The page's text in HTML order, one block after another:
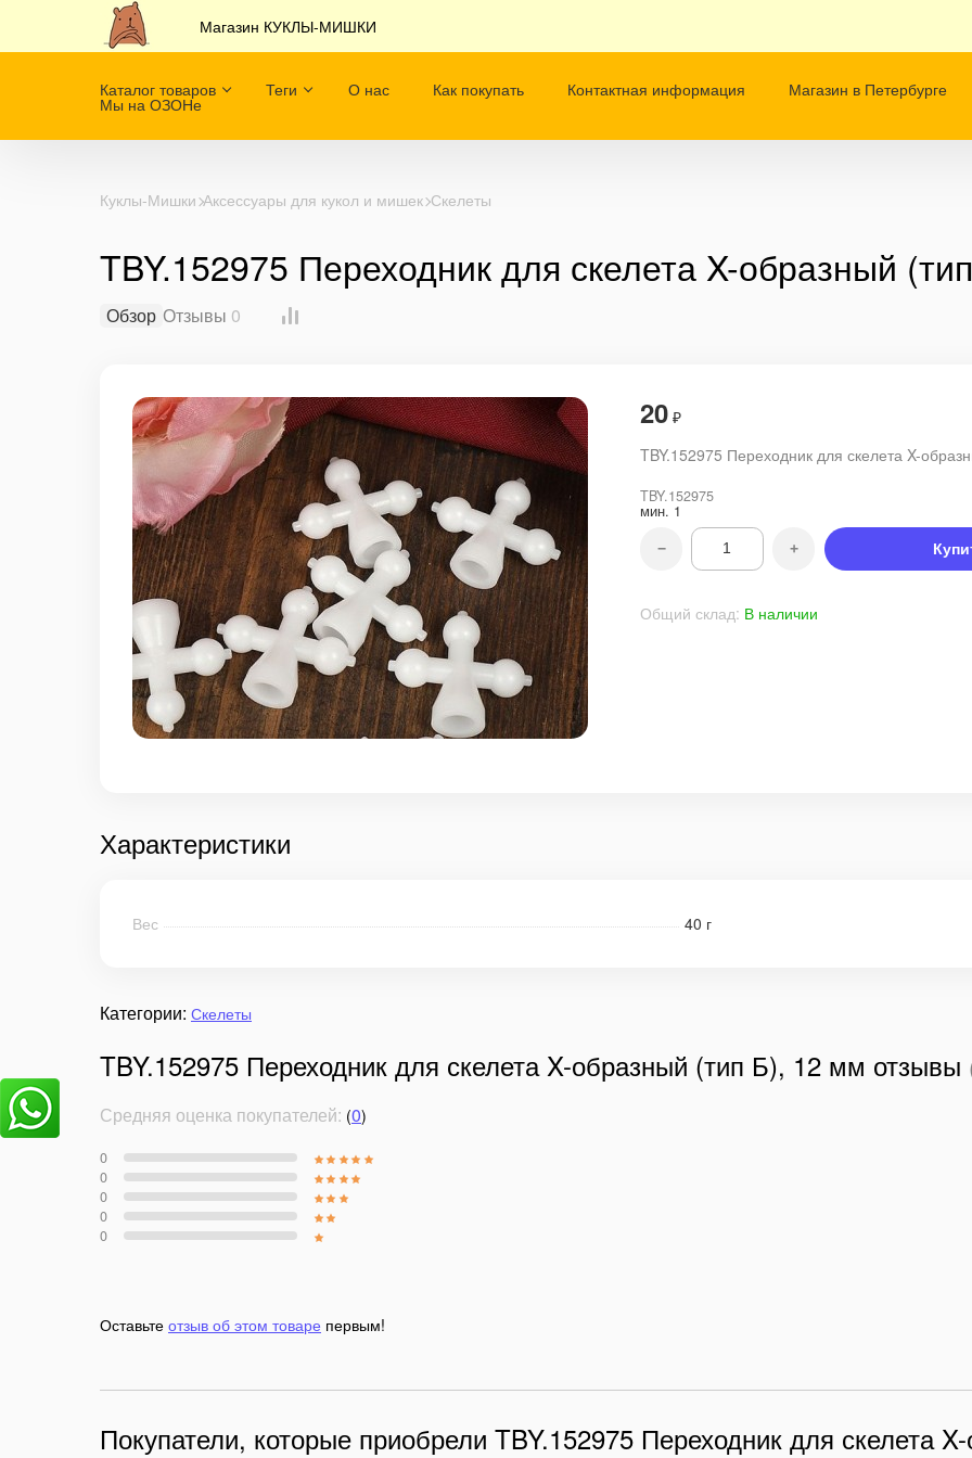
Магазин КУКЛЫ-МИШКИ
Каталог товаров Теги О нас Как покупать Контактная информация Магазин в Петербурге
Мы на ОЗОНе
Куклы-Мишки Аксессуары для кукол и мишек Скелеты
TBY.152975 Переходник для скелета X-образный
Обзор Отзывы 0
20 ₽
TBY.152975 Переходник для скелета X-
TBY.152975
мин. 1
− +
Общий склад: В наличии
Характеристики
Вес 40 г
Категории: Скелеты
TBY.152975 Переходник для скелета X-образный (тип Б), 12 мм отзывы
Средняя оценка покупателей: (0)
0
0
0
0
0
Оставьте отзыв об этом товаре первым!
Покупатели, которые приобрели TBY.152975 Переходник для скелета